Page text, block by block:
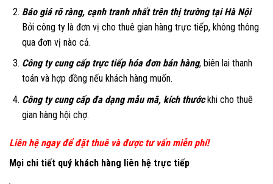
Báo giá rõ ràng, cạnh tranh nhất trên thị trường tại Hà Nội.
Bởi công ty là đơn vị cho thuê gian hàng trực tiếp, không thông
qua đơn vị nào cả.
Công ty cung cấp trực tiếp hóa đơn bán hàng, biên lai thanh
toán và hợp đồng nếu khách hàng muốn.
Công ty cung cấp đa dạng mẫu mã, kích thướckhi cho thuê
gian hàng hội chợ.
Liên hệ ngay để đặt thuê và được tư vấn miễn phí!
Mọi chi tiết quý khách hàng liên hệ trực tiếp